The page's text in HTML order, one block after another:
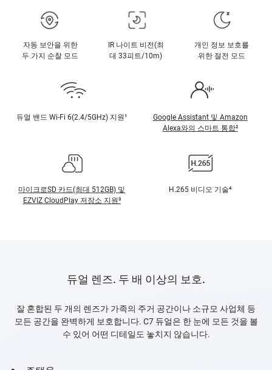
자동 보안을 위한
두 가지 순찰 모드
IR 나이트 비전(최
대 33피트/10m)
개인 정보 보호를
위한 절전 모드
듀얼 밴드 Wi-Fi 6(2.4/5GHz) 지원¹
Google Assistant 및 Amazon
Alexa와의 스마트 통합²
마이크로SD 카드(최대 512GB) 및
EZVIZ CloudPlay 저장소 지원³
H.265 비디오 기술⁴
듀얼 렌즈. 두 배 이상의 보호.
잘 혼합된 두 개의 렌즈가 가족의 주거 공간이나 소규모 사업체 등
모든 공간을 완벽하게 보호합니다. C7 듀얼은 한 눈에 모든 것을 볼
수 있어 어떤 디테일도 놓치지 않습니다.